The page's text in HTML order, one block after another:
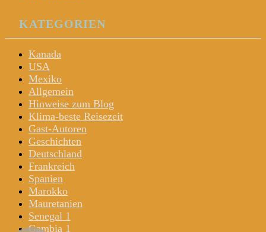
KATEGORIEN
Kanada
USA
Mexiko
Allgemein
Hinweise zum Blog
Klima-beste Reisezeit
Gast-Autoren
Geschichten
Deutschland
Frankreich
Spanien
Marokko
Mauretanien
Senegal 1
Gambia 1